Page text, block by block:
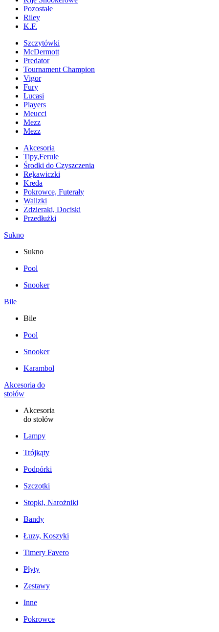
Pozostałe
Riley
K.F.
Szczytówki
McDermott
Predator
Tournament Champion
Vigor
Fury
Lucasi
Players
Meucci
Mezz
Mezz
Akcesoria
Tipy,Ferule
Środki do Czyszczenia
Rękawiczki
Kreda
Pokrowce, Futerały
Walizki
Zdzieraki, Dociski
Przedłużki
Sukno
Sukno
Pool
Snooker
Bile
Bile
Pool
Snooker
Karambol
Akcesoria do
stołów
Akcesoria
do stołów
Lampy
Trójkąty
Podpórki
Szczotki
Stopki, Narożniki
Bandy
Łuzy, Koszyki
Timery Favero
Płyty
Zestawy
Inne
Pokrowce